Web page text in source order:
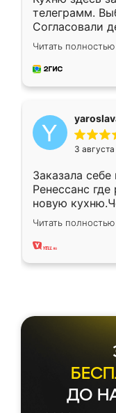
телеграмм.
Согласовали
недели кухня
довольны
мебель за
Читать полностью
3
Заказала
Ренессанс
новую
вполне
два года,
Читать полностью
ДО